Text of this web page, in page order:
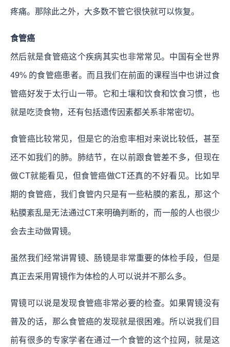
疼痛。那除此之外，大多数不管它很快就可以恢复。
食管癌
然后就是食管癌这个疾病其实也非常常见。中国有全世界
49% 的食管癌患者。而且我们在前面的课程当中也讲过食
管癌好发于太行山一带。它和土壤和饮食和饮食习惯，也
就是吃烫食物，还有包括遗传因素都关系非常密切。
食管癌比较常见，但是它的治愈率相对来说比较低，甚至
还不如我们的肺。肺结节，在以前跟食管差不多，但现在
做CT就能看见，但食管癌做CT还真的不好看见。比如早
期的食管癌，我们食管内只是有一些粘膜的紊乱，那这个
粘膜紊乱是无法通过CT来明确判断的，而一般的人也很少
会去主动做胃镜。
虽然我们经常讲胃镜、肠镜是非常重要的体检手段，但是
真正去采用胃镜作为体检的人可以说并不那么多。
胃镜可以说是发现食管癌非常必要的检查。如果胃镜没有
普及的话，那么食管癌的发现就是很困难。所以说我们目
前有很多的专家学者在通过一个食管的这个拉网，就是这